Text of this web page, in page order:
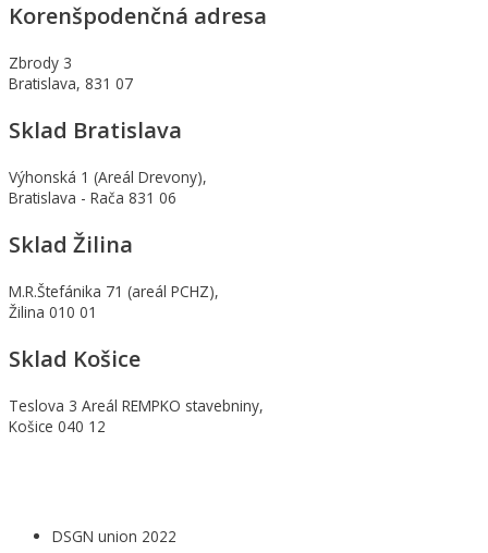
Korenšpodenčná adresa
Zbrody 3
Bratislava, 831 07
Sklad Bratislava
Výhonská 1 (Areál Drevony),
Bratislava - Rača 831 06
Sklad Žilina
M.R.Štefánika 71 (areál PCHZ),
Žilina 010 01
Sklad Košice
Teslova 3 Areál REMPKO stavebniny,
Košice 040 12
DSGN union 2022